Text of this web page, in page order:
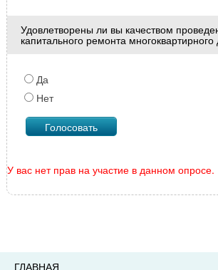
Удовлетворены ли вы качеством
капитального ремонта
Да
Нет
У вас нет прав на участие в данном опросе.
ГЛАВНАЯ